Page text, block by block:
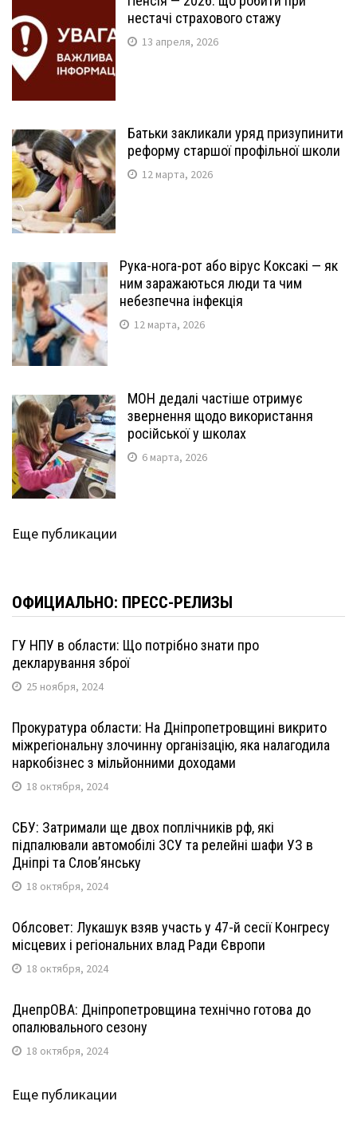
нестачі страхового стажу
13 апреля, 2026
Батьки закликали уряд призупинити
реформу старшої профільної школи
12 марта, 2026
Рука-нога-рот або вірус Коксакі — як
ним заражаються люди та чим
небезпечна інфекція
12 марта, 2026
МОН дедалі частіше отримує
звернення щодо використання
російської у школах
6 марта, 2026
Еще публикации
ОФИЦИАЛЬНО: ПРЕСС-РЕЛИЗЫ
ГУ НПУ в области: Що потрібно знати про
декларування зброї
25 ноября, 2024
Прокуратура области: На Дніпропетровщині викрито
міжрегіональну злочинну організацію, яка налагодила
наркобізнес з мільйонними доходами
18 октября, 2024
СБУ: Затримали ще двох поплічників рф, які
підпалювали автомобілі ЗСУ та релейні шафи УЗ в
Дніпрі та Слов’янську
18 октября, 2024
Облсовет: Лукашук взяв участь у 47-й сесії Конгресу
місцевих і регіональних влад Ради Європи
18 октября, 2024
ДнепрОВА: Дніпропетровщина технічно готова до
опалювального сезону
18 октября, 2024
Еще публикации